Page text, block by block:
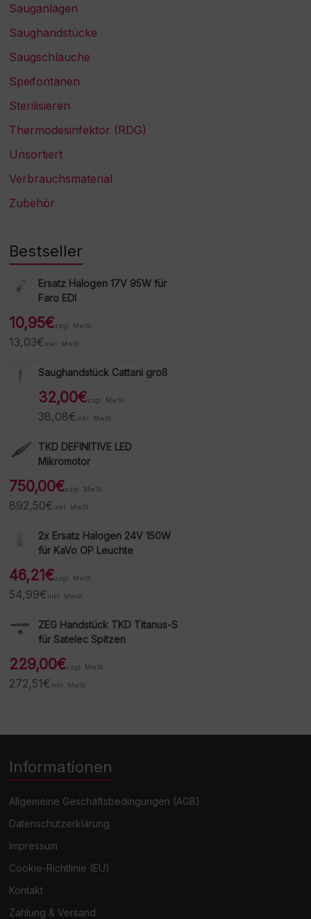
Sauganlagen
Saughandstücke
Saugschläuche
Speifontänen
Sterilisieren
Thermodesinfektor (RDG)
Unsortiert
Verbrauchsmaterial
Zubehör
Bestseller
Ersatz Halogen 17V 95W für
Faro EDI
10,95€zzgl. MwSt.
13,03€ inkl. MwSt.
Saughandstück Cattani groß
32,00€zzgl. MwSt.
38,08€ inkl. MwSt.
TKD DEFINITIVE LED
Mikromotor
750,00€zzgl. MwSt.
892,50€ inkl. MwSt.
2x Ersatz Halogen 24V 150W
für KaVo OP Leuchte
46,21€zzgl. MwSt.
54,99€ inkl. MwSt.
ZEG Handstück TKD Titanus-S
für Satelec Spitzen
229,00€zzgl. MwSt.
272,51€ inkl. MwSt.
Informationen
Allgemeine Geschäftsbedingungen (AGB)
Datenschutzerklärung
Impressum
Cookie-Richtlinie (EU)
Kontakt
Zahlung & Versand